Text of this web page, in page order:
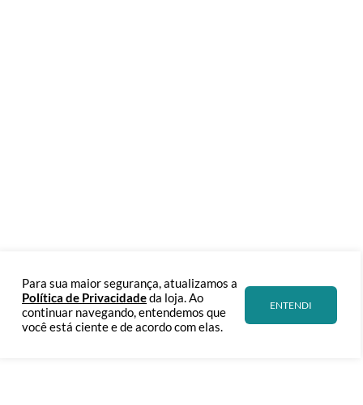
Para sua maior segurança, atualizamos a
Política de Privacidadeda loja. Ao
continuar navegando, entendemos que
você está ciente e de acordo com elas.
ENTENDI